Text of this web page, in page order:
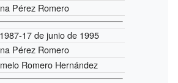
Pérez Romero
17 de junio de 1995
Pérez Romero
Romero Hernández